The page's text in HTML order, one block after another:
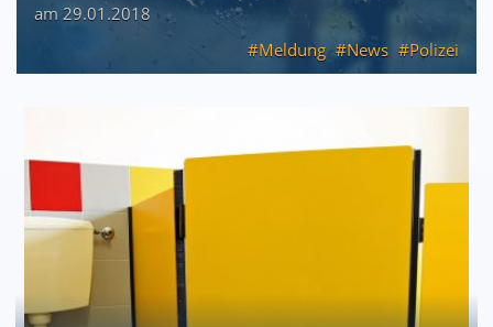
am 29.01.2018
Meldung
News Polizei